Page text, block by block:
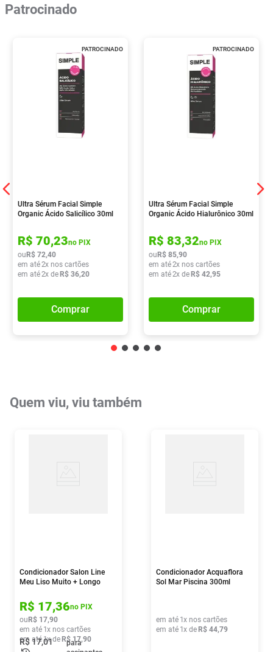
Patrocinado
PATROCINADO
Ultra Sérum Facial Simple
Organic Ácido Salicílico 30ml
R$ 70,23no PIX
ou R$ 72,40
em até2x nos cartões
em até2x de R$ 36,20
Comprar
PATROCINADO
Ultra Sérum Facial Simple
Organic Ácido Hialurônico 30ml
R$ 83,32no PIX
ou R$ 85,90
em até2x nos cartões
em até2x de R$ 42,95
Comprar
Quem viu, viu também
Condicionador Salon Line
Meu Liso Muito + Longo
R$ 17,36no PIX
ou R$ 17,90
em até 1x nos cartões
em até1x de R$ 17,90
R$17,01
para
Condicionador Acquaflora
Sol Mar Piscina 300ml
em até 1x nos cartões
em até 1x de R$ 44,79